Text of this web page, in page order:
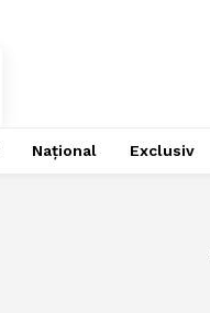
Național Exclusiv